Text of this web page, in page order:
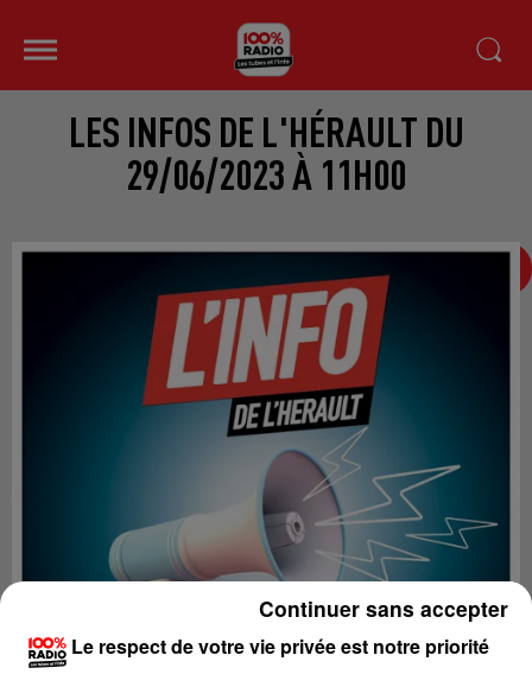
LES INFOS DE L'HÉRAULT DU
29/06/2023 À 11H00
Le respect de votre vie privée est notre priorité
Continuer sans accepter